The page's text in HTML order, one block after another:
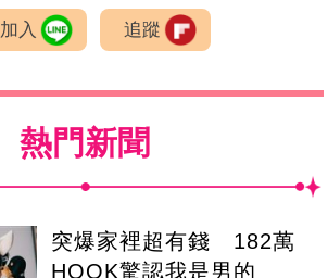
加入 追蹤
熱門新聞
突爆家裡超有錢 182萬
HOOK驚認我是男的